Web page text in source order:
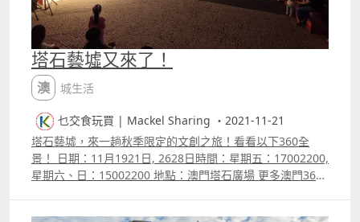
塔石藝墟又來了！
澳城生活
乜交食玩買 | Mackel Sharing ・2021-11-21
塔石藝墟，來一趟秋季限定的文創之旅！看看以下360全
景！ 日期：11月1921日, 2628日時間：星期五：17002200,
星期六、日：15002200 地點：澳門塔石廣場 更多澳門360